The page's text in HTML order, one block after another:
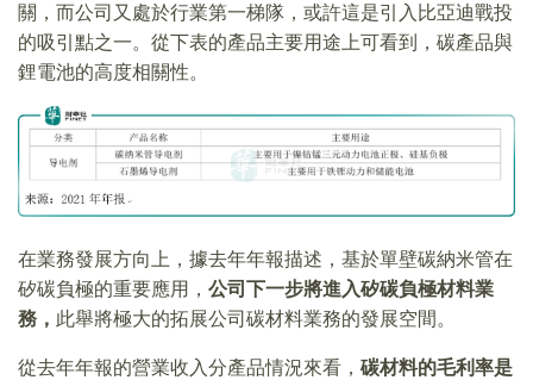
關，而公司又處於行業第一梯隊，或許這是引入比亞迪戰投
的吸引點之一。從下表的產品主要用途上可看到，碳產品與
鋰電池的高度相關性。
在業務發展方向上，據去年年報描述，基於單壁碳納米管在
矽碳負極的重要應用， 公司下一步將進入矽碳負極材料業
務， 此舉將極大的拓展公司碳材料業務的發展空間。
從去年年報的營業收入分產品情況來看， 碳材料的毛利率是